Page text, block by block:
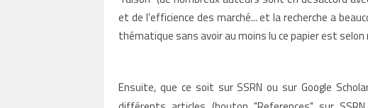
et de l'efficience des marché... et la recherche a
thématique sans avoir au moins lu ce papier est
Ensuite, que ce soit sur SSRN ou sur Google